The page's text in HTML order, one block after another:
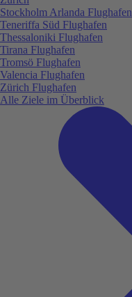
Stockholm Arlanda Flughafen
Teneriffa Süd Flughafen
Thessaloniki Flughafen
Tirana Flughafen
Tromsö Flughafen
Valencia Flughafen
Zürich Flughafen
Alle Ziele im Überblick